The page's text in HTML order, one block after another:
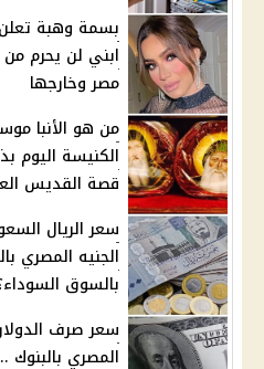
بسمة وهبة
ابني لن يحرم
مصر وخارجها
من هو الأنبا
الكنيسة
قصة القديس
سعر الريال
بالسوق
سعر صرف الدولار